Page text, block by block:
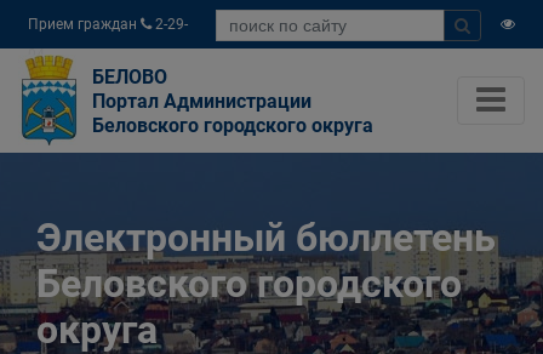
Прием граждан
2-29-
04
БЕЛОВО
Портал Администрации
Беловского городского округа
Электронный бюллетень
Беловского городского
округа